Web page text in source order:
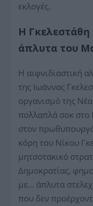
εκλογές.
Η
άπλυτα του
Η αιφνιδιαστική
της Ιωάννας
οργανισμό της
πολλαπλά σοκ
στον
κόρη του Νίκου
μητσοτακικό
Δημοκρατίας,
με… άπλυτα
που δεν